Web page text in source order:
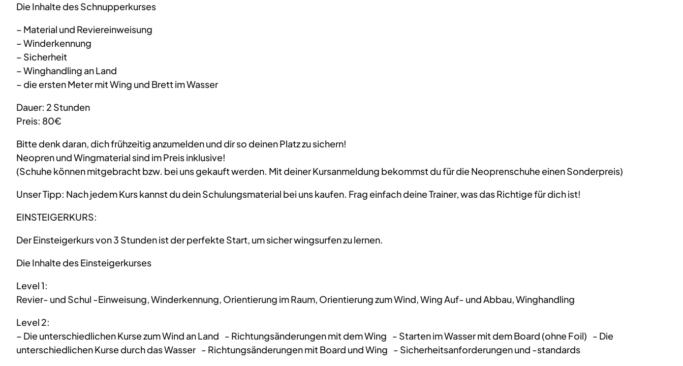
Die Inhalte des Schnupperkurses
– Material und Reviereinweisung
– Winderkennung
– Sicherheit
– Winghandling an Land
– die ersten Meter mit Wing und Brett im Wasser
Dauer: 2 Stunden
Preis: 80€
Bitte denk daran, dich frühzeitig anzumelden und dir so deinen Platz zu sichern!
Neopren und Wingmaterial sind im Preis inklusive!
(Schuhe können mitgebracht bzw. bei uns gekauft werden. Mit deiner Kursanmeldung bekommst du für die Neoprenschuhe einen Sonderpreis)
Unser Tipp: Nach jedem Kurs kannst du dein Schulungsmaterial bei uns kaufen. Frag einfach deine Trainer, was das Richtige für dich ist!
EINSTEIGERKURS:
Der Einsteigerkurs von 3 Stunden ist der perfekte Start, um sicher wingsurfen zu lernen.
Die Inhalte des Einsteigerkurses
Level 1:
Revier- und Schul -Einweisung, Winderkennung, Orientierung im Raum, Orientierung zum Wind, Wing Auf- und Abbau, Winghandling
Level 2:
– Die unterschiedlichen Kurse zum Wind an Land - Richtungsänderungen mit dem Wing - Starten im Wasser mit dem Board (ohne Foil) - Die
unterschiedlichen Kurse durch das Wasser - Richtungsänderungen mit Board und Wing - Sicherheitsanforderungen und -standards